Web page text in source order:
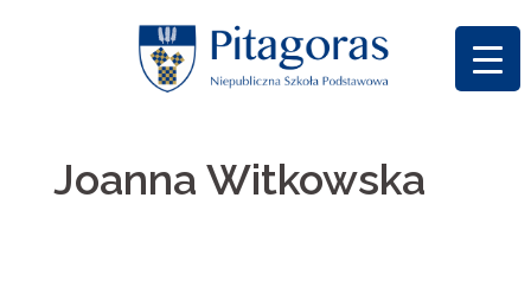
Joanna Witkowska